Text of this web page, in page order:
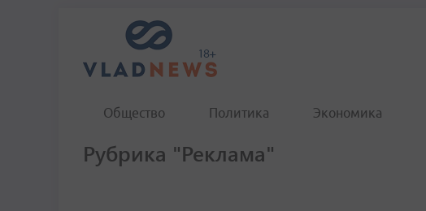
Общество Политика Экономика
Рубрика "Реклама"